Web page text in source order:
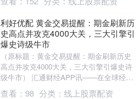
院子内的大....
利好优配 黄金交易提醒：期金刷新历
史高点并攻克4000大关，三大引擎引
爆史诗级牛市
（原标题：黄金交易提醒：期金刷新历史
高点并攻克4000大关，三大引擎引爆史诗
级牛市） 汇通财经APP讯——在全球经济
不确定性笼罩之下，黄金作为传统避险资
查看： 98 分类： 线上股票配资